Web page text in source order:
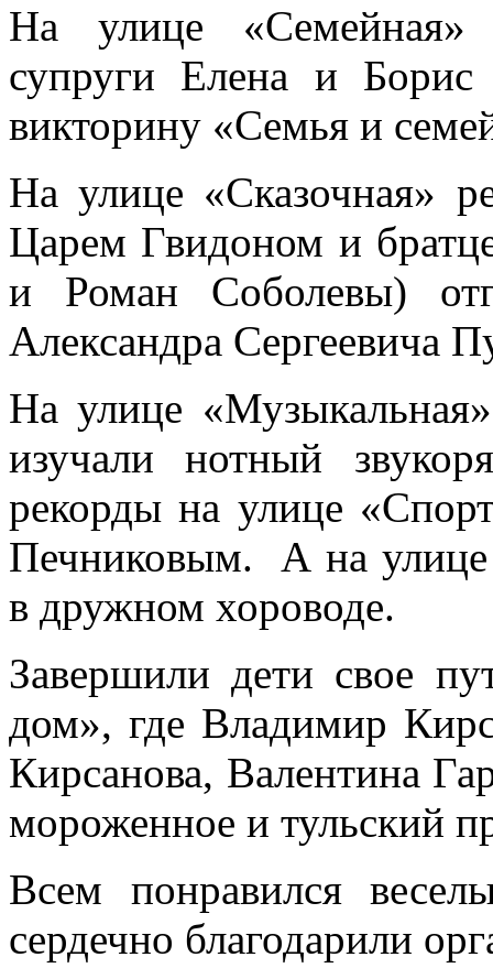
На улице «Семейная»
супруги Елена и Борис
викторину «Семья и
На улице «Сказочная»
Царем Гвидоном и
и Роман Соболевы)
Александра Сергеевича
На улице
изучали нотный
рекорды на улице
Печниковым. А на улице
в дружном хороводе.
Завершили дети свое
дом», где Владимир
Кирсанова, Валентина
мороженное и тульский
Всем понравился
сердечно благодарили